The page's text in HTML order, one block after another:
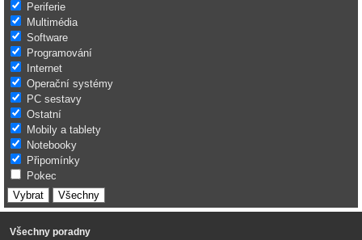
Periferie
Multimédia
Software
Programování
Internet
Operační systémy
PC sestavy
Ostatní
Mobily a tablety
Notebooky
Připomínky
Pokec
Všechny poradny